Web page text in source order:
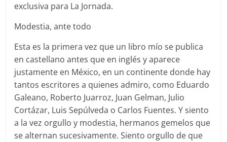
exclusiva para La Jornada.
Modestia, ante todo
Esta es la primera vez que un libro mío se publica
en castellano antes que en inglés y aparece
justamente en México, en un continente donde hay
tantos escritores a quienes admiro, como Eduardo
Galeano, Roberto Juarroz, Juan Gelman, Julio
Cortázar, Luis Sepúlveda o Carlos Fuentes. Y siento
a la vez orgullo y modestia, hermanos gemelos que
se alternan sucesivamente. Siento orgullo de que